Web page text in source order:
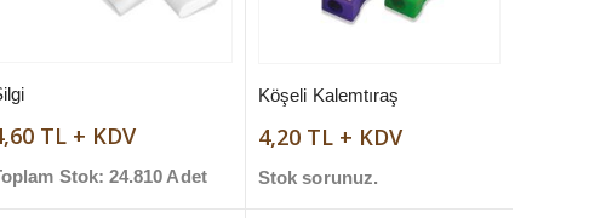
TL + KDV
Stok: 24.810 Adet
Köşeli Kalemtıraş
4,20 TL + KDV
Stok sorunuz.